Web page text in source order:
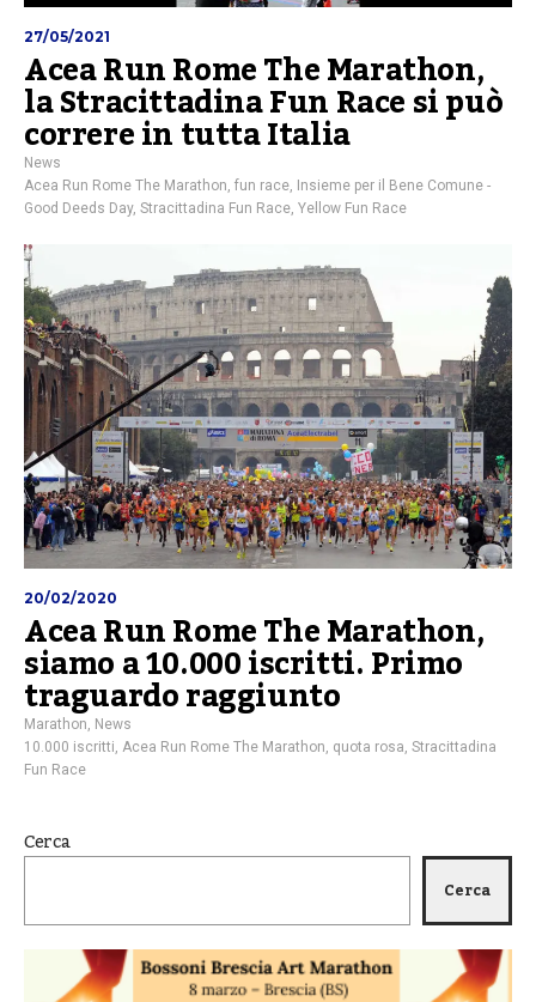
27/05/2021
Acea Run Rome The Marathon,
la Stracittadina Fun Race si può
correre in tutta Italia
News
Acea Run Rome The Marathon fun race Insieme per il Bene Comune -
Good Deeds Day, Stracittadina Fun Race Yellow Fun Race
20/02/2020
Acea Run Rome The Marathon,
siamo a 10.000 iscritti. Primo
traguardo raggiunto
Marathon, News
10.000 iscritti, Acea Run Rome The Marathon, quota rosa, Stracittadina
Fun Race
Cerca
Cerca